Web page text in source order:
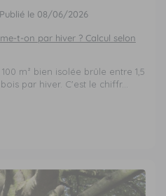
Publié le 08/06/2026
t-on par hiver ? Calcul selon
m² bien isolée brûle entre 1,5
par hiver. C'est le chiffr...